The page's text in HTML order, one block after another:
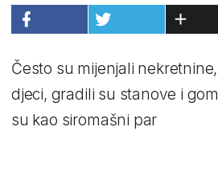
Često su mijenjali
djeci, gradili su stanove i
su kao siromašni par